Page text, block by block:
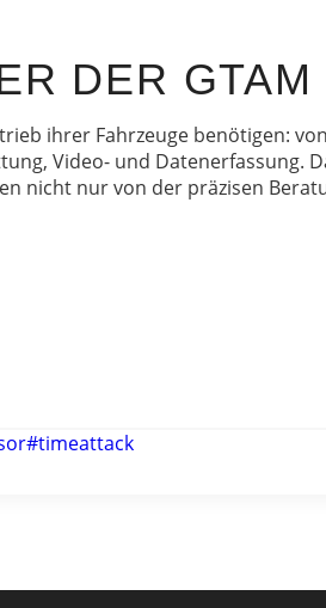
DER GTAM
ihrer Fahrzeuge benötigen:
Video- und Datenerfassung.
nicht nur von der präzisen
#timeattack